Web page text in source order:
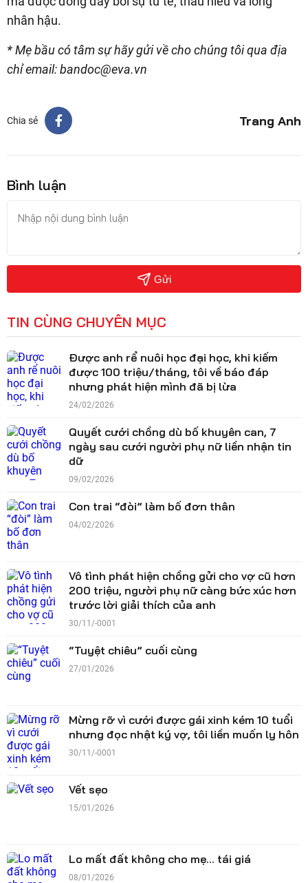
nhân hậu.
* Mẹ bầu có tâm sự hãy gửi về cho chúng tôi qua địa
chỉ email: bandoc@eva.vn
Chia sẻ Trang Anh
Bình luận
Gửi
TIN CÙNG CHUYÊN MỤC
Được anh rể nuôi học đại học, khi kiếm
được 100 triệu/tháng, tôi về báo đáp
nhưng phát hiện mình đã bị lừa
24/02/2026
Quyết cưới chồng dù bố khuyên can, 7
ngày sau cưới người phụ nữ liền nhận tin
dữ
09/02/2026
Con trai “đòi” làm bố đơn thân
04/02/2026
Vô tình phát hiện chồng gửi cho vợ cũ hơn
200 triệu, người phụ nữ càng bức xúc hơn
trước lời giải thích của anh
30/11/-0001
“Tuyệt chiêu” cuối cùng
27/01/2026
Mừng rỡ vì cưới được gái xinh kém 10 tuổi
nhưng đọc nhật ký vợ, tôi liền muốn ly hôn
30/11/-0001
Vết sẹo
15/01/2026
Lo mất đất không cho mẹ... tái giá
08/01/2026